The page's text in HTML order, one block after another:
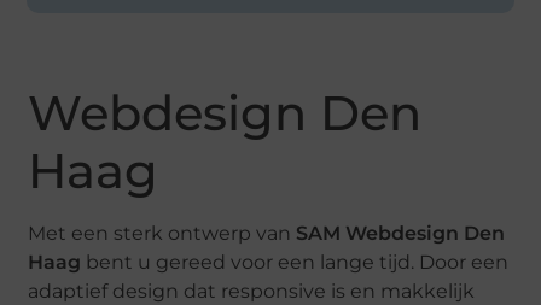
Webdesign Den
Haag
Met een sterk ontwerp van SAM Webdesign Den
Haag bent u gereed voor een lange tijd. Door een
adaptief design dat responsive is en makkelijk